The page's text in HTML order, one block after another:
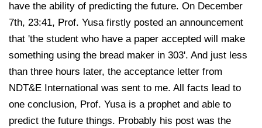
have the ability of predicting the future. On December
7th, 23:41, Prof. Yusa firstly posted an announcement
that 'the student who have a paper accepted will make
something using the bread maker in 303'. And just less
than three hours later, the acceptance letter from
NDT&E International was sent to me. All facts lead to
one conclusion, Prof. Yusa is a prophet and able to
predict the future things. Probably his post was the